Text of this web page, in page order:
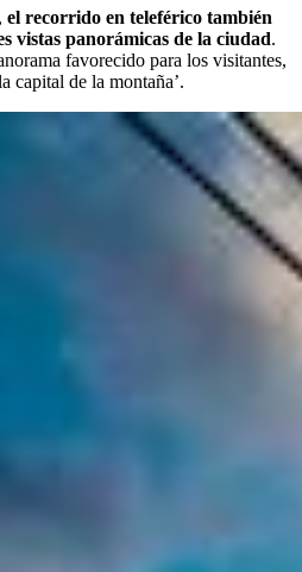
el recorrido en teleférico también
vistas panorámicas de la ciudad.
favorecido para los visitantes,
capital de la montaña’.